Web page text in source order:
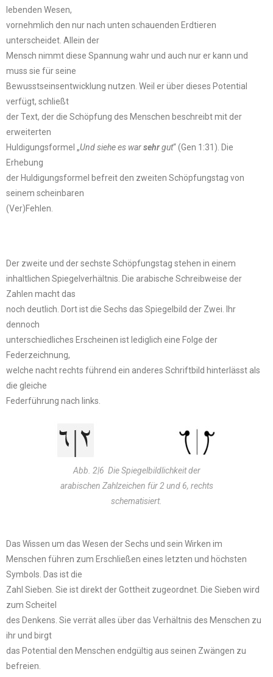
lebenden Wesen,
vornehmlich den nur nach unten schauenden Erdtieren
unterscheidet. Allein der
Mensch nimmt diese Spannung wahr und auch nur er kann und
muss sie für seine
Bewusstseinsentwicklung nutzen. Weil er über dieses Potential
verfügt, schließt
der Text, der die Schöpfung des Menschen beschreibt mit der
erweiterten
Huldigungsformel „Und siehe es warsehrgut“ (Gen 1:31). Die
Erhebung
der Huldigungsformel befreit den zweiten Schöpfungstag von
seinem scheinbaren
(Ver)Fehlen.
Der zweite und der sechste Schöpfungstag stehen in einem
inhaltlichen Spiegelverhältnis. Die arabische Schreibweise der
Zahlen macht das
noch deutlich. Dort ist die Sechs das Spiegelbild der Zwei. Ihr
dennoch
unterschiedliches Erscheinen ist lediglich eine Folge der
Federzeichnung,
welche nacht rechts führend ein anderes Schriftbild hinterlässt als
die gleiche
Federführung nach links.
Abb. 2|6 Die Spiegelbildlichkeit der
arabischen Zahlzeichen für 2 und 6, rechts
schematisiert.
Das Wissen um das Wesen der Sechs und sein Wirken im
Menschen führen zum Erschließen eines letzten und höchsten
Symbols. Das ist die
Zahl Sieben. Sie ist direkt der Gottheit zugeordnet. Die Sieben wird
zum Scheitel
des Denkens. Sie verrät alles über das Verhältnis des Menschen zu
ihr und birgt
das Potential den Menschen endgültig aus seinen Zwängen zu
befreien.